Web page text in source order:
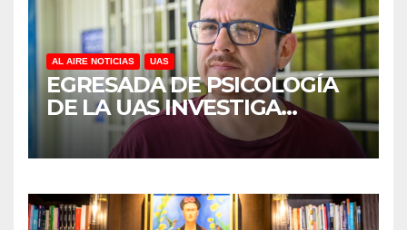
AL AIRE NOTICIAS UAS
EGRESADA DE PSICOLOGÍA
DE LA UAS INVESTIGA
DUELO ANTICIPADO Y
SOBRECARGA EN
MAYORES